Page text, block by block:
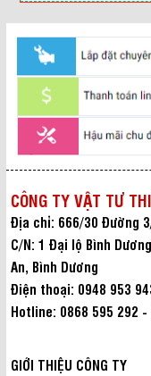
CÔNG TY VẬT TƯ
Địa chỉ: 666/30 Đường
C/N: 1 Đại lộ Bình
An, Bình Dương
Điện thoại: 0948 953
Hotline: 0868 595 292
GIỚI THIỆU CÔNG TY